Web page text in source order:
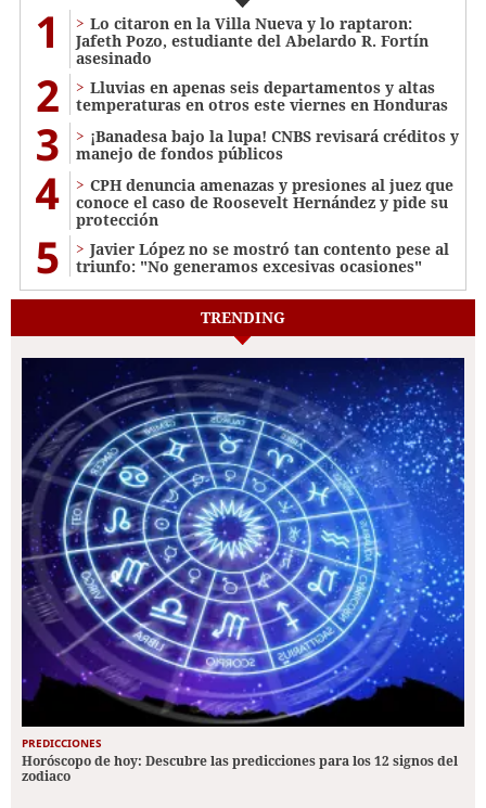
1
Lo citaron en la Villa Nueva y lo raptaron:
Jafeth Pozo, estudiante del Abelardo R. Fortín
asesinado
2
Lluvias en apenas seis departamentos y altas
temperaturas en otros este viernes en Honduras
3
¡Banadesa bajo la lupa! CNBS revisará créditos y
manejo de fondos públicos
4
CPH denuncia amenazas y presiones al juez que
conoce el caso de Roosevelt Hernández y pide su
protección
5
Javier López no se mostró tan contento pese al
triunfo: "No generamos excesivas ocasiones"
TRENDING
PREDICCIONES
Horóscopo de hoy: Descubre las predicciones para los 12 signos del
zodiaco